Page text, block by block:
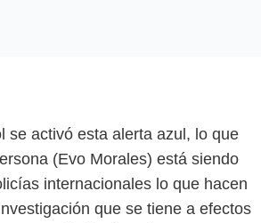
se activó esta alerta azul, lo que
(Evo Morales) está siendo
internacionales lo que hacen
que se tiene a efectos